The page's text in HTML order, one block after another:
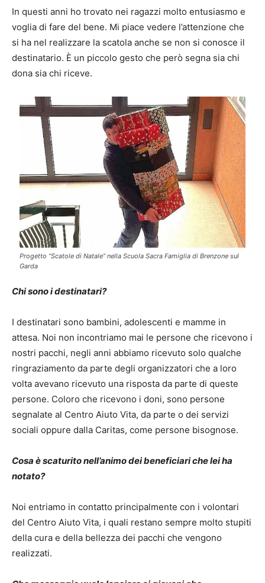
In questi anni ho trovato nei ragazzi molto entusiasmo e
voglia di fare del bene. Mi piace vedere l’attenzione che
si ha nel realizzare la scatola anche se non si conosce il
destinatario. È un piccolo gesto che però segna sia chi
dona sia chi riceve.
Progetto “Scatole di Natale” nella Scuola Sacra Famiglia di Brenzone sul
Garda
Chi sono i destinatari?
I destinatari sono bambini, adolescenti e mamme in
attesa. Noi non incontriamo mai le persone che ricevono i
nostri pacchi, negli anni abbiamo ricevuto solo qualche
ringraziamento da parte degli organizzatori che a loro
volta avevano ricevuto una risposta da parte di queste
persone. Coloro che ricevono i doni, sono persone
segnalate al Centro Aiuto Vita, da parte o dei servizi
sociali oppure dalla Caritas, come persone bisognose.
Cosa è scaturito nell’animo dei beneficiari che lei ha
notato?
Noi entriamo in contatto principalmente con i volontari
del Centro Aiuto Vita, i quali restano sempre molto stupiti
della cura e della bellezza dei pacchi che vengono
realizzati.